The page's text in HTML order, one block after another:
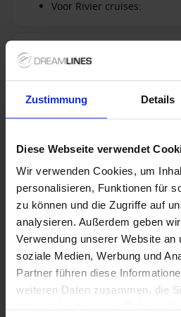
Zustimmung Details
Diese Webseite verwendet
Wir verwenden Cookies, um
personalisieren, Funktionen für
zu können und die Zugriffe auf
analysieren. Außerdem geben
Verwendung unserer Website an
soziale Medien, Werbung und
Partner führen diese
weiteren Daten zusammen, die
Voor Rivier cruises:
Niet inbegrepen bij
alles
Optionele diensten
Niet inbegrepen diensten
1 / 23